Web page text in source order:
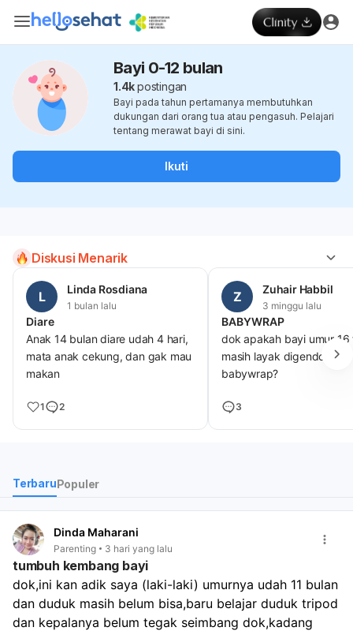
Bayi 0-12 bulan
1.4kpostingan
Bayi pada tahun pertamanya membutuhkan
dukungan dari orang tua atau pengasuh. Pelajari
tentang merawat bayi di sini.
Ikuti
Diskusi Menarik
L Linda Rosdiana
1 bulan lalu
Diare
Anak 14 bulan diare udah 4 hari,
mata anak cekung, dan gak mau
makan
1 2
Z Zuhair Habbil
3 minggu lalu
BABYWRAP
dok apakah bayi umur 16
masih layak digendong
babywrap?
3
TerbaruPopuler
Dinda Maharani
Parenting 3 hari yang lalu
tumbuh kembang bayi
dok,ini kan adik saya (laki-laki) umurnya udah 11 bulan
dan duduk masih belum bisa,baru belajar duduk tripod
dan kepalanya belum tegak seimbang dok,kadang